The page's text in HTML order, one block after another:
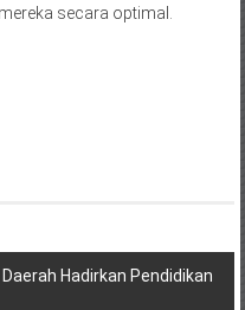
secara optimal.
Hadirkan Pendidikan